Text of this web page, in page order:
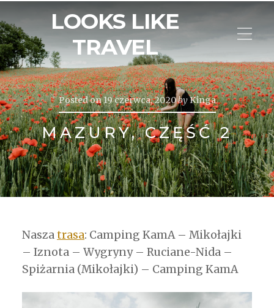
LOOKS LIKE
TRAVEL
Posted on19 czerwca, 2020byKinga
MAZURY, CZĘŚĆ 2
Naszatrasa: Camping KamA – Mikołajki
– Iznota – Wygryny – Ruciane-Nida –
Spiżarnia (Mikołajki) – Camping KamA